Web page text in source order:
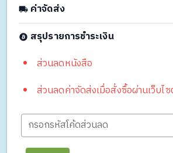
ค่าจัดส่ง
สรุปรายการชำระเงิน
ส่วนลดหนังสือ
ส่วนลดค่าจัดส่งเมื่อสั่งซื้อผ่านเว็บไ
กรอกรหัสโค้ดส่วนลด